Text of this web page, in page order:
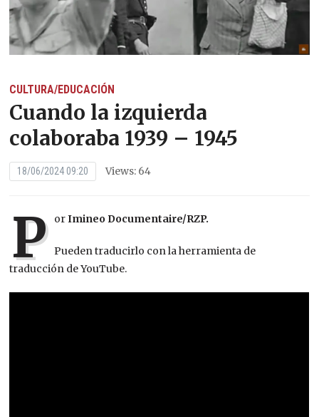
CULTURA/EDUCACIÓN
Cuando la izquierda
colaboraba 1939 – 1945
18/06/2024 09:20 Views: 64
P orImineo Documentaire/RZP.
Pueden traducirlo con la herramienta de
traducción de YouTube.